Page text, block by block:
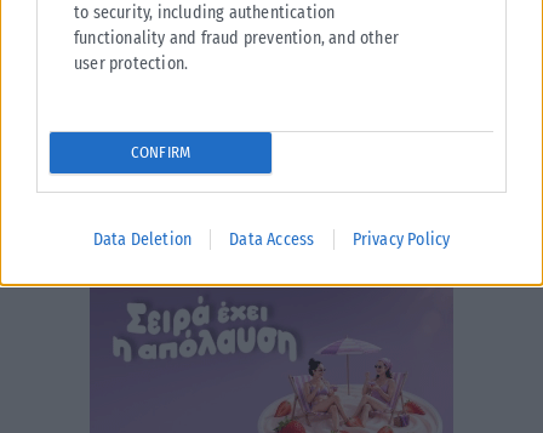
to security, including authentication
functionality and fraud prevention, and other
user protection.
CONFIRM
Data Deletion Data Access Privacy Policy